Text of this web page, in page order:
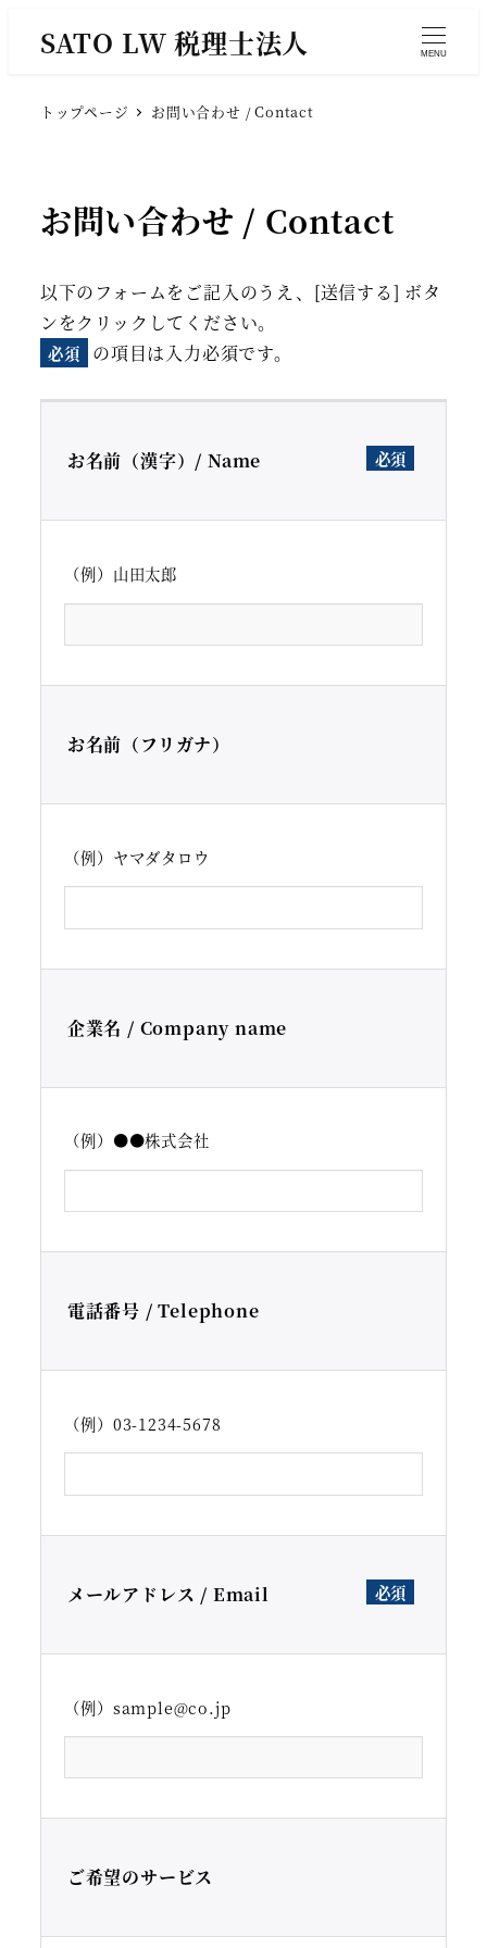
SATO LW 税理士法人 MENU
トップページ お問い合わせ / Contact
お問い合わせ / Contact
以下のフォームをご記入のうえ、[送信する] ボタ
ンをクリックしてください。
必須 の項目は入力必須です。
お名前（漢字）/ Name
（例）山田太郎
お名前（フリガナ）
（例）ヤマダタロウ
企業名 / Company name
（例）●●株式会社
電話番号 / Telephone
（例）03-1234-5678
メールアドレス / Email
（例）sample@co.jp
ご希望のサービス